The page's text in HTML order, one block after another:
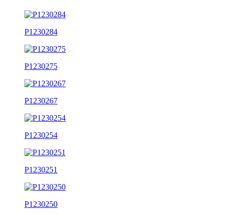
P1230284
P1230275
P1230267
P1230254
P1230251
P1230250